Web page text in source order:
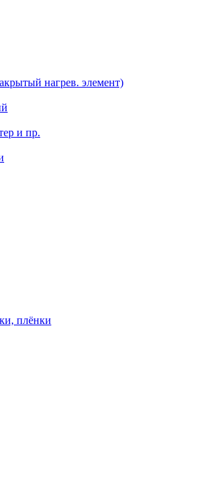
нагрев. элемент)
и пр.
плёнки